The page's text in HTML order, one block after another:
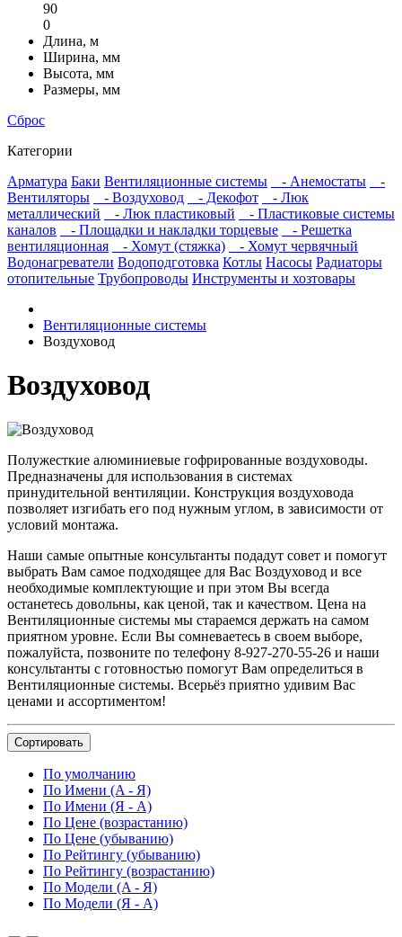
90
0
Длина, м
Ширина, мм
Высота, мм
Размеры, мм
Сброс
Категории
Арматура Баки Вентиляционные системы - Анемостаты
-
Вентиляторы
- Воздуховод - Декофот
- Люк
металлический
- Люк пластиковый
- Пластиковые системы
каналов
- Площадки и накладки торцевые
- Решетка
вентиляционная
- Хомут (стяжка)
- Хомут червячный
Водонагреватели Водоподготовка Котлы Насосы Радиаторы
отопительные Трубопроводы Инструменты и хозтовары
Вентиляционные системы
Воздуховод
Воздуховод
Полужесткие алюминиевые гофрированные воздуховоды.
Предназначены для использования в системах
принудительной вентиляции. Конструкция воздуховода
позволяет изгибать его под нужным углом, в зависимости от
условий монтажа.
Наши самые опытные консультанты подадут совет и помогут
выбрать Вам самое подходящее для Вас Воздуховод и все
необходимые комплектующие и при этом Вы всегда
останетесь довольны, как ценой, так и качеством. Цена на
Вентиляционные системы мы стараемся держать на самом
приятном уровне. Если Вы сомневаетесь в своем выборе,
пожалуйста, позвоните по телефону 8-927-270-55-26 и наши
консультанты с готовностью помогут Вам определиться в
Вентиляционные системы. Всерьёз приятно удивим Вас
ценами и ассортиментом!
Сортировать
По умолчанию
По Имени (A - Я)
По Имени (Я - A)
По Цене (возрастанию)
По Цене (убыванию)
По Рейтингу (убыванию)
По Рейтингу (возрастанию)
По Модели (A - Я)
По Модели (Я - A)